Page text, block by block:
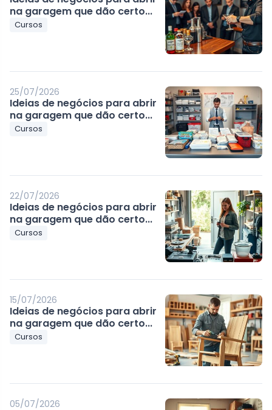
na garagem que dão certo...
Cursos
25/07/2026
Ideias de negócios para abrir
na garagem que dão certo...
Cursos
22/07/2026
Ideias de negócios para abrir
na garagem que dão certo...
Cursos
15/07/2026
Ideias de negócios para abrir
na garagem que dão certo...
Cursos
05/07/2026